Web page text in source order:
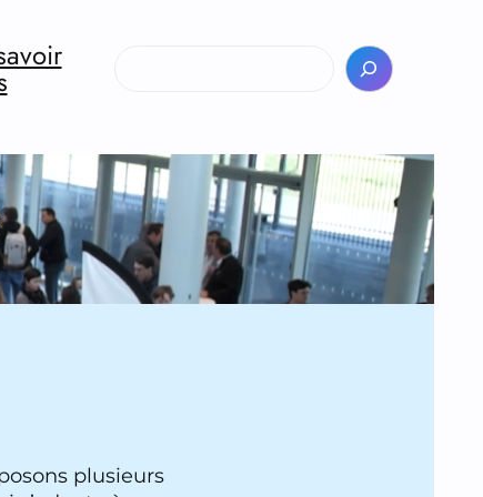
plusieurs